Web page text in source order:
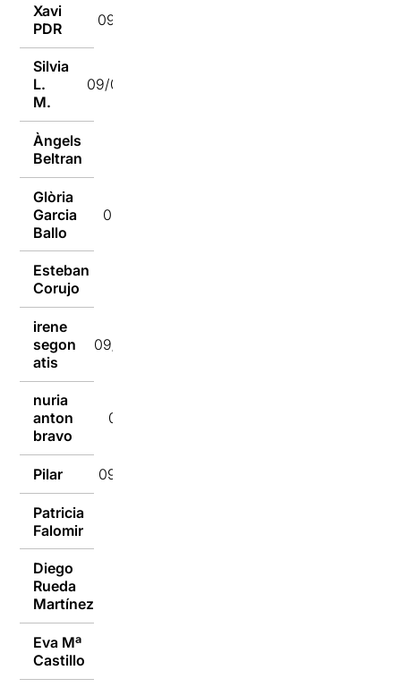
Xavi
PDR
09/05/2022
Silvia
L.
M.
09/05/2022
Àngels
Beltran
Glòria
Garcia
Ballo
09/05/2022
Esteban
Corujo
irene
segon
atis
09/05/2022
nuria
anton
bravo
09/05/2022
Pilar 09/05/2022
Patricia
Falomir
Diego
Rueda
Martínez
Eva Mª
Castillo